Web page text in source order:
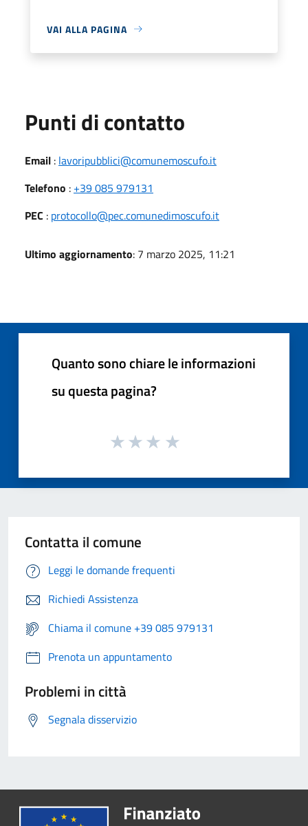
VAI ALLA PAGINA
Punti di contatto
Email : lavoripubblici@comunemoscufo.it
Telefono : +39 085 979131
PEC : protocollo@pec.comunedimoscufo.it
Ultimo aggiornamento: 7 marzo 2025, 11:21
Quanto sono chiare le informazioni
su questa pagina?
Contatta il comune
Leggi le domande frequenti
Richiedi Assistenza
Chiama il comune +39 085 979131
Prenota un appuntamento
Problemi in città
Segnala disservizio